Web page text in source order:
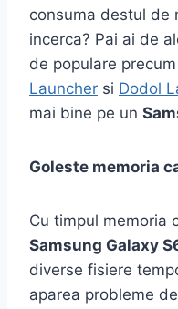
consuma destul de
incerca? Pai ai de
de populare precum
Launcher si Dodol
mai bine pe un
Goleste memoria
Cu timpul memoria
Samsung Galaxy
diverse fisiere
aparea probleme